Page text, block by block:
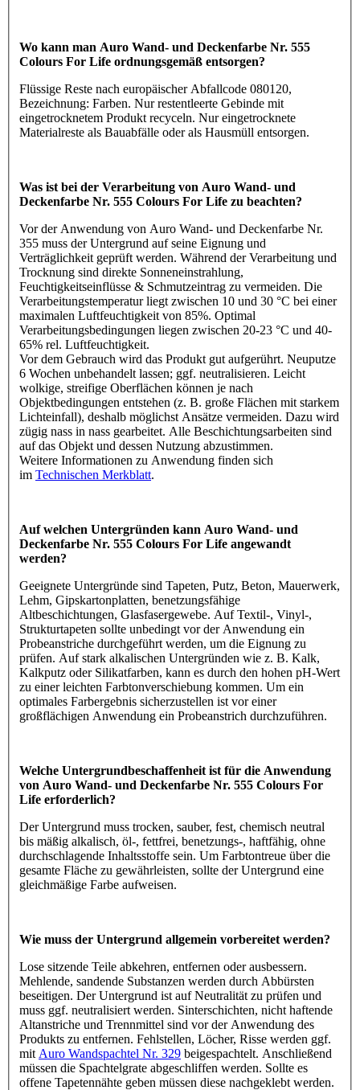
Wo kann man Auro Wand- und Deckenfarbe Nr. 555
Colours For Life ordnungsgemäß entsorgen?
Flüssige Reste nach europäischer Abfallcode 080120,
Bezeichnung: Farben. Nur restentleerte Gebinde mit
eingetrocknetem Produkt recyceln. Nur eingetrocknete
Materialreste als Bauabfälle oder als Hausmüll entsorgen.
Was ist bei der Verarbeitung von Auro Wand- und
Deckenfarbe Nr. 555 Colours For Life zu beachten?
Vor der Anwendung von Auro Wand- und Deckenfarbe Nr.
355 muss der Untergrund auf seine Eignung und
Verträglichkeit geprüft werden. Während der Verarbeitung und
Trocknung sind direkte Sonneneinstrahlung,
Feuchtigkeitseinflüsse & Schmutzeintrag zu vermeiden. Die
Verarbeitungstemperatur liegt zwischen 10 und 30 °C bei einer
maximalen Luftfeuchtigkeit von 85%. Optimal
Verarbeitungsbedingungen liegen zwischen 20-23 °C und 40-
65% rel. Luftfeuchtigkeit.
Vor dem Gebrauch wird das Produkt gut aufgerührt. Neuputze
6 Wochen unbehandelt lassen; ggf. neutralisieren. Leicht
wolkige, streifige Oberflächen können je nach
Objektbedingungen entstehen (z. B. große Flächen mit starkem
Lichteinfall), deshalb möglichst Ansätze vermeiden. Dazu wird
zügig nass in nass gearbeitet. Alle Beschichtungsarbeiten sind
auf das Objekt und dessen Nutzung abzustimmen.
Weitere Informationen zu Anwendung finden sich
im Technischen Merkblatt.
Auf welchen Untergründen kann Auro Wand- und
Deckenfarbe Nr. 555 Colours For Life angewandt
werden?
Geeignete Untergründe sind Tapeten, Putz, Beton, Mauerwerk,
Lehm, Gipskartonplatten, benetzungsfähige
Altbeschichtungen, Glasfasergewebe. Auf Textil-, Vinyl-,
Strukturtapeten sollte unbedingt vor der Anwendung ein
Probeanstriche durchgeführt werden, um die Eignung zu
prüfen. Auf stark alkalischen Untergründen wie z. B. Kalk,
Kalkputz oder Silikatfarben, kann es durch den hohen pH-Wert
zu einer leichten Farbtonverschiebung kommen. Um ein
optimales Farbergebnis sicherzustellen ist vor einer
großflächigen Anwendung ein Probeanstrich durchzuführen.
Welche Untergrundbeschaffenheit ist für die Anwendung
von Auro Wand- und Deckenfarbe Nr. 555 Colours For
Life erforderlich?
Der Untergrund muss trocken, sauber, fest, chemisch neutral
bis mäßig alkalisch, öl-, fettfrei, benetzungs-, haftfähig, ohne
durchschlagende Inhaltsstoffe sein. Um Farbtontreue über die
gesamte Fläche zu gewährleisten, sollte der Untergrund eine
gleichmäßige Farbe aufweisen.
Wie muss der Untergrund allgemein vorbereitet werden?
Lose sitzende Teile abkehren, entfernen oder ausbessern.
Mehlende, sandende Substanzen werden durch Abbürsten
beseitigen. Der Untergrund ist auf Neutralität zu prüfen und
muss ggf. neutralisiert werden. Sinterschichten, nicht haftende
Altanstriche und Trennmittel sind vor der Anwendung des
Produkts zu entfernen. Fehlstellen, Löcher, Risse werden ggf.
mit Auro Wandspachtel Nr. 329 beigespachtelt. Anschließend
müssen die Spachtelgrate abgeschliffen werden. Sollte es
offene Tapetennähte geben müssen diese nachgeklebt werden.